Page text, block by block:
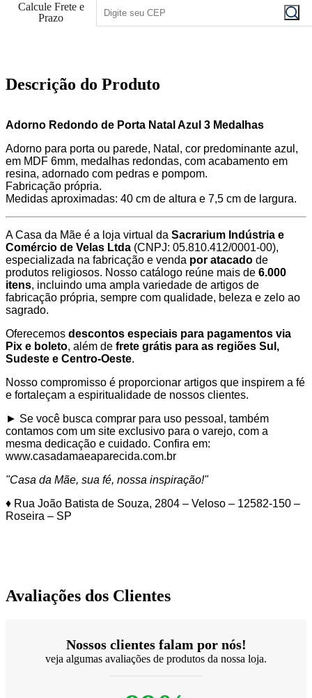
Calcule Frete e
Prazo
Descrição do Produto
Adorno Redondo de Porta Natal Azul 3 Medalhas
Adorno para porta ou parede, Natal, cor predominante azul,
em MDF 6mm, medalhas redondas, com acabamento em
resina, adornado com pedras e pompom.
Fabricação própria.
Medidas aproximadas: 40 cm de altura e 7,5 cm de largura.
A Casa da Mãe é a loja virtual da Sacrarium Indústria e
Comércio de Velas Ltda (CNPJ: 05.810.412/0001-00),
especializada na fabricação e venda por atacado de
produtos religiosos. Nosso catálogo reúne mais de 6.000
itens, incluindo uma ampla variedade de artigos de
fabricação própria, sempre com qualidade, beleza e zelo ao
sagrado.
Oferecemos descontos especiais para pagamentos via
Pix e boleto, além de frete grátis para as regiões Sul,
Sudeste e Centro-Oeste.
Nosso compromisso é proporcionar artigos que inspirem a fé
e fortaleçam a espiritualidade de nossos clientes.
► Se você busca comprar para uso pessoal, também
contamos com um site exclusivo para o varejo, com a
mesma dedicação e cuidado. Confira em:
www.casadamaeaparecida.com.br
"Casa da Mãe, sua fé, nossa inspiração!"
♦ Rua João Batista de Souza, 2804 – Veloso – 12582-150 –
Roseira – SP
Avaliações dos Clientes
Nossos clientes falam por nós!
veja algumas avaliações de produtos da nossa loja.